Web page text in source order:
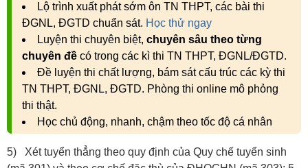
Lộ trình xuất phát sớm ôn TN THPT, các bài thi
ĐGNL, ĐGTD chuẩn sát. Học thử ngay
Luyện thi chuyên biệt, chuyên sâu theo từng
chuyên đề có trong các kì thi TN THPT, ĐGNL/ĐGTD.
Đề luyện thi chất lượng, bám sát cấu trúc các kỳ thi
TN THPT, ĐGNL, ĐGTD. Phòng thi online mô phỏng
thi thật.
Học chủ động, nhanh, chậm theo tốc độ cá nhân
5) Xét tuyển thẳng theo quy định của Quy chế tuyển sinh